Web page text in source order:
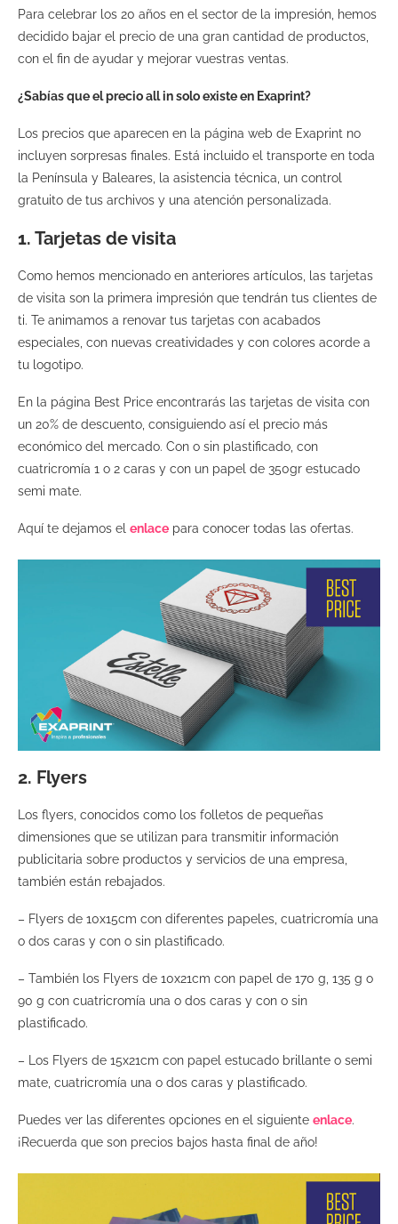
Para celebrar los 20 años en el sector de la impresión, hemos
decidido bajar el precio de una gran cantidad de productos,
con el fin de ayudar y mejorar vuestras ventas.
¿Sabías que el precio all in solo existe en Exaprint?
Los precios que aparecen en la página web de Exaprint no
incluyen sorpresas finales. Está incluido el transporte en toda
la Península y Baleares, la asistencia técnica, un control
gratuito de tus archivos y una atención personalizada.
1. Tarjetas de visita
Como hemos mencionado en anteriores artículos, las tarjetas
de visita son la primera impresión que tendrán tus clientes de
ti. Te animamos a renovar tus tarjetas con acabados
especiales, con nuevas creatividades y con colores acorde a
tu logotipo.
En la página Best Price encontrarás las tarjetas de visita con
un 20% de descuento, consiguiendo así el precio más
económico del mercado. Con o sin plastificado, con
cuatricromía 1 o 2 caras y con un papel de 350gr estucado
semi mate.
Aquí te dejamos el enlace para conocer todas las ofertas.
2. Flyers
Los flyers, conocidos como los folletos de pequeñas
dimensiones que se utilizan para transmitir información
publicitaria sobre productos y servicios de una empresa,
también están rebajados.
– Flyers de 10x15cm con diferentes papeles, cuatricromía una
o dos caras y con o sin plastificado.
– También los Flyers de 10x21cm con papel de 170 g, 135 g o
90 g con cuatricromía una o dos caras y con o sin
plastificado.
– Los Flyers de 15x21cm con papel estucado brillante o semi
mate, cuatricromía una o dos caras y plastificado.
Puedes ver las diferentes opciones en el siguiente enlace.
¡Recuerda que son precios bajos hasta final de año!